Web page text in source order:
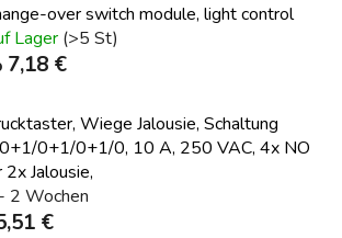
over switch module, light control
Lager (>5 St)
7,18 €
Wiege Jalousie, Schaltung
0+1/0+1/0, 10 A, 250 VAC, 4x NO
2x Jalousie,
2 Wochen
€